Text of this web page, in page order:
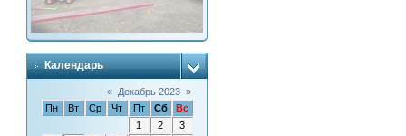
Календарь
« Декабрь 2023 »
Пн
Вт Ср Чт Пт Сб
Вс
1
2
3